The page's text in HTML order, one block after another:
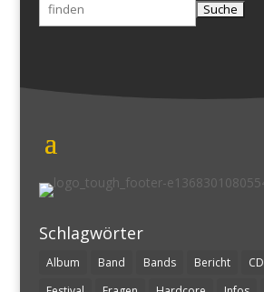
nach:
Schlagwörter
Album Band Bands Bericht CD